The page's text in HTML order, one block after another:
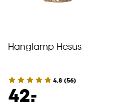
Hanglamp Hesus
4.8 (56)
42.
-